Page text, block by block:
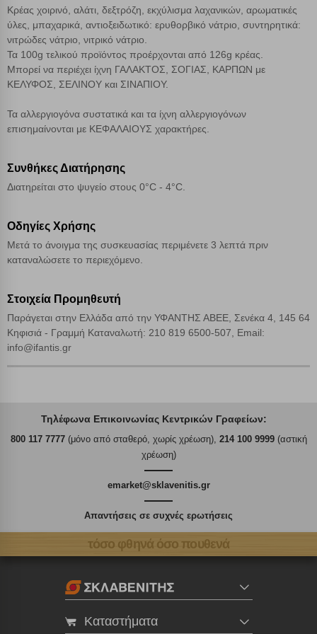
Κρέας χοιρινό, αλάτι, δεξτρόζη, εκχύλισμα λαχανικών, αρωματικές
ύλες, μπαχαρικά, αντιοξειδωτικό: ερυθορβικό νάτριο, συντηρητικά:
νιτρώδες νάτριο, νιτρικό νάτριο.
Τα 100g τελικού προϊόντος προέρχονται από 126g κρέας.
Μπορεί να περιέχει ίχνη ΓΑΛΑΚΤΟΣ, ΣΟΓΙΑΣ, ΚΑΡΠΩΝ με
ΚΕΛΥΦΟΣ, ΣΕΛΙΝΟΥ και ΣΙΝΑΠΙΟΥ.
Τα αλλεργιογόνα συστατικά και τα ίχνη αλλεργιογόνων
επισημαίνονται με ΚΕΦΑΛΑΙΟΥΣ χαρακτήρες.
Συνθήκες Διατήρησης
Διατηρείται στο ψυγείο στους 0°C - 4°C.
Οδηγίες Χρήσης
Μετά το άνοιγμα της συσκευασίας περιμένετε 3 λεπτά πριν
καταναλώσετε το περιεχόμενο.
Στοιχεία Προμηθευτή
Παράγεται στην Ελλάδα από την ΥΦΑΝΤΗΣ ΑΒΕΕ, Σενέκα 4, 145 64
Κηφισιά - Γραμμή Καταναλωτή: 210 819 6500-507, Εmail:
info@ifantis.gr
Τηλέφωνα Επικοινωνίας Κεντρικών Γραφείων:
800 117 7777(μόνο από σταθερό, χωρίς χρέωση), 214 100 9999(αστική
χρέωση)
emarket@sklavenitis.gr
Απαντήσεις σε συχνές ερωτήσεις
τόσο φθηνά όσο πουθενά
Καταστήματα
Αποθήκευση ρυθμίσεων
Απόρριψη όλων
Αποδοχή όλων